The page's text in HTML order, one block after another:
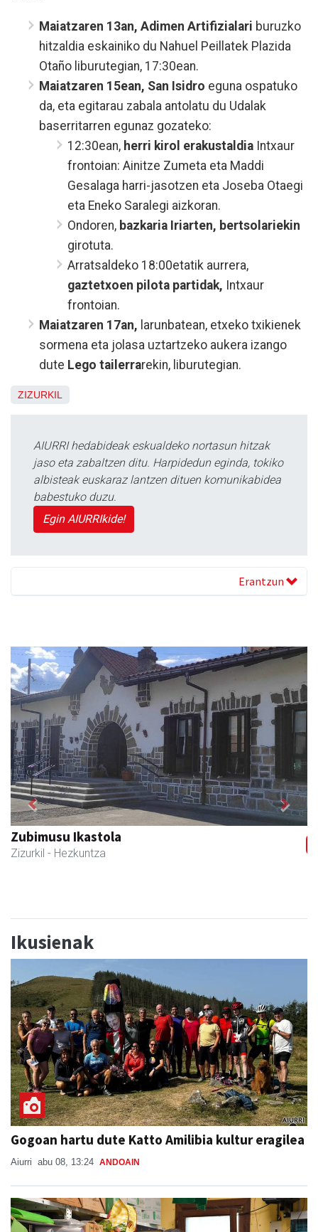
Maiatzaren 13an, Adimen Artifizialari buruzko
hitzaldia eskainiko du Nahuel Peillatek Plazida
Otaño liburutegian, 17:30ean.
Maiatzaren 15ean, San Isidro eguna ospatuko
da, eta egitarau zabala antolatu du Udalak
baserritarren egunaz gozateko:
12:30ean, herri kirol erakustaldia Intxaur
frontoian: Ainitze Zumeta eta Maddi
Gesalaga harri-jasotzen eta Joseba Otaegi
eta Eneko Saralegi aizkoran.
Ondoren, bazkaria Iriarten, bertsolariekin
girotuta.
Arratsaldeko 18:00etatik aurrera,
gaztetxoen pilota partidak, Intxaur
frontoian.
Maiatzaren 17an, larunbatean, etxeko txikienek
sormena eta jolasa uztartzeko aukera izango
dute Lego tailerrarekin, liburutegian.
ZIZURKIL
AIURRI hedabideak eskualdeko nortasun hitzak
jaso eta zabaltzen ditu. Harpidedun eginda, tokiko
albisteak euskaraz lantzen dituen komunikabidea
babestuko duzu.
Egin AIURRIkide!
Erantzun
Previous
Ikusienak
Gogoan hartu dute Katto Amilibia kultur eragilea